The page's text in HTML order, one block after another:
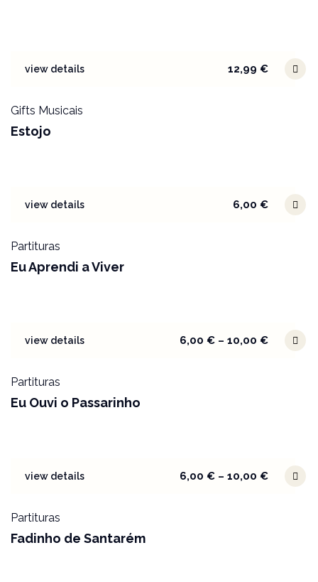
view details 12,99 €
Gifts Musicais
Estojo
view details 6,00 €
Partituras
Eu Aprendi a Viver
view details 6,00 €– 10,00 €
Partituras
Eu Ouvi o Passarinho
view details 6,00 €– 10,00 €
Partituras
Fadinho de Santarém